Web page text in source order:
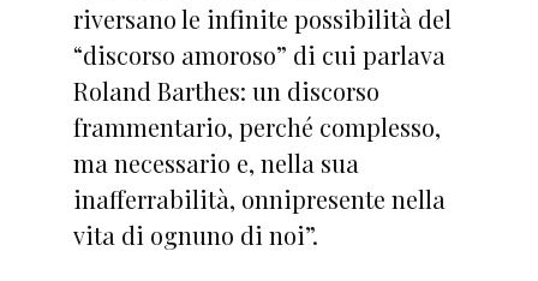
riversano le infinite possibilità del
“discorso amoroso” di cui parlava
Roland Barthes: un discorso
frammentario, perché complesso,
ma necessario e, nella sua
inafferrabilità, onnipresente nella
vita di ognuno di noi”.